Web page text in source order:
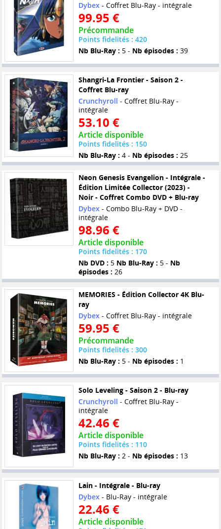
Dybex- Coffret Blu-Ray - intégrale
99.95 €
Précommande
Points fidelités : 420
Nb Blu-Ray : 5 - Nb épisodes : 39
Shangri-La Frontier - Saison 2 -
Coffret Blu-ray
Crunchyroll - Coffret Blu-Ray -
intégrale
53.10 €
Article disponible
Points fidelités : 150
Nb Blu-Ray : 4 - Nb épisodes : 25
Neon Genesis Evangelion - Intégrale -
Édition Limitée Collector (2023) -
Noir - Coffret Combo DVD + Blu-ray
Dybex- Combo Blu-Ray + DVD -
intégrale
98.96 €
Article disponible
Points fidelités : 170
Nb DVD : 5 Nb Blu-Ray : 5 - Nb
épisodes : 26
MEMORIES - Édition Collector 4K Blu-
ray
Dybex- Coffret Blu-Ray - intégrale
59.95 €
Précommande
Points fidelités : 300
Nb Blu-Ray : 5 - Nb épisodes : 1
Solo Leveling - Saison 2 - Blu-ray
Crunchyroll - Coffret Blu-Ray -
intégrale
42.46 €
Article disponible
Points fidelités : 110
Nb Blu-Ray : 2 - Nb épisodes : 13
Lain - Intégrale - Blu-ray
Dybex - Blu-Ray - intégrale
22.46 €
Article disponible